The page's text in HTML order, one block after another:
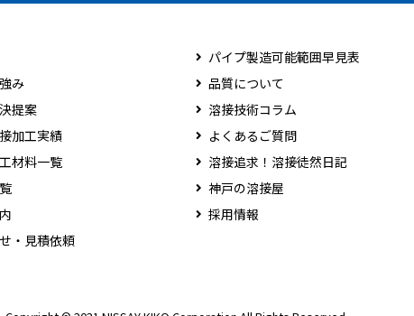
み
提案
加工実績
材料一覧
・見積依頼
パイプ製造可能範囲早見表
品質について
溶接技術コラム
よくあるご質問
溶接追求！溶接徒然日記
神戸の溶接屋
採用情報